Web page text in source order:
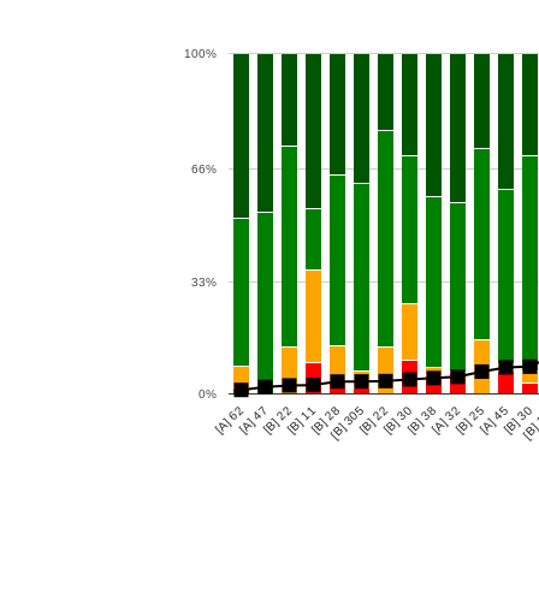
[A] 62[A] 47[B] 22[B] 11[B] 28[B] 305[B] 22[B] 30[B] 38[A] 32[B] 25[A] 45[B] 30
0%
33%
66%
100%